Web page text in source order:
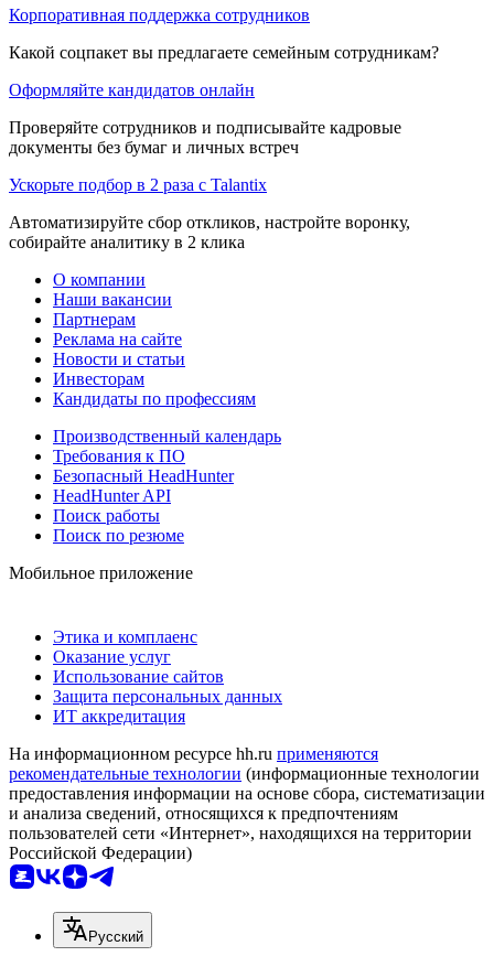
Корпоративная поддержка сотрудников
Какой соцпакет вы предлагаете семейным сотрудникам?
Оформляйте кандидатов онлайн
Проверяйте сотрудников и подписывайте кадровые
документы без бумаг и личных встреч
Ускорьте подбор в 2 раза с Talantix
Автоматизируйте сбор откликов, настройте воронку,
собирайте аналитику в 2 клика
О компании
Наши вакансии
Партнерам
Реклама на сайте
Новости и статьи
Инвесторам
Кандидаты по профессиям
Производственный календарь
Требования к ПО
Безопасный HeadHunter
HeadHunter API
Поиск работы
Поиск по резюме
Мобильное приложение
Этика и комплаенс
Оказание услуг
Использование сайтов
Защита персональных данных
ИТ аккредитация
На информационном ресурсе hh.ru применяются
рекомендательные технологии (информационные технологии
предоставления информации на основе сбора, систематизации
и анализа сведений, относящихся к предпочтениям
пользователей сети «Интернет», находящихся на территории
Российской Федерации)
Русский